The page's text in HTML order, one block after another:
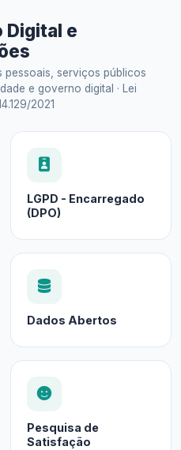
Digital e
pessoais, serviços públicos
e governo digital · Lei
2021
LGPD - Encarregado
(DPO)
Dados Abertos
Pesquisa de
Satisfação